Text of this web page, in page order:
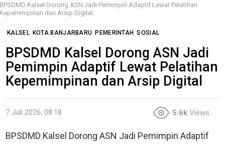
BPSDMD Kalsel Dorong ASN Jadi Pemimpin Adaptif Lewat Pelatihan
Kepemimpinan dan Arsip Digital
KALSEL KOTA BANJARBARU PEMERINTAH SOSIAL
BPSDMD Kalsel Dorong ASN Jadi
Pemimpin Adaptif Lewat Pelatihan
Kepemimpinan dan Arsip Digital
7 Juli 2026, 08:18 5.6k Views
BPSDMD Kalsel Dorong ASN Jadi Pemimpin Adaptif